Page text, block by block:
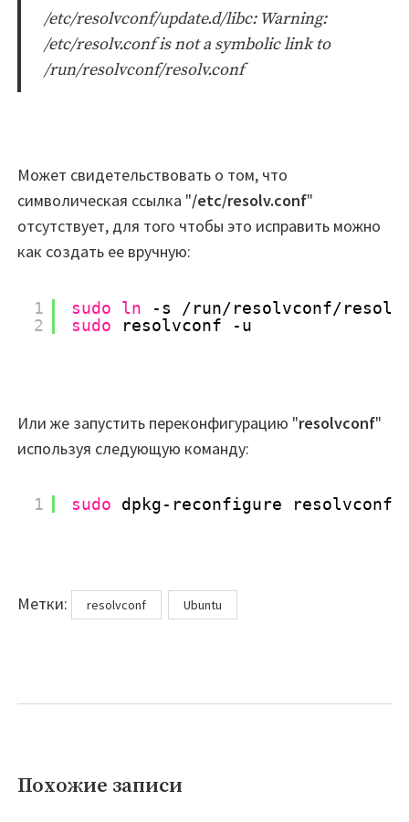
/etc/resolvconf/update.d/libc: Warning:
/etc/resolv.conf is not a symbolic link to
/run/resolvconf/resolv.conf
Может свидетельствовать о том, что
символическая ссылка "/etc/resolv.conf"
отсутствует, для того чтобы это исправить можно
как создать ее вручную:
1
2
sudo ln -s /run/resolvconf/resolv
sudo
resolvconf -u
Или же запустить переконфигурацию "resolvconf"
используя следующую команду:
1 sudo dpkg-reconfigure resolvconf
Метки: Метки
resolvconf Ubuntu
Похожие записи